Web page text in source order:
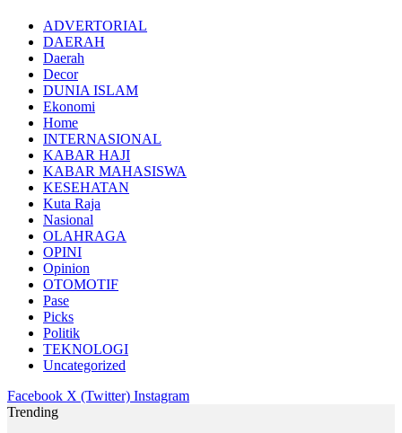
ADVERTORIAL
DAERAH
Daerah
Decor
DUNIA ISLAM
Ekonomi
Home
INTERNASIONAL
KABAR HAJI
KABAR MAHASISWA
KESEHATAN
Kuta Raja
Nasional
OLAHRAGA
OPINI
Opinion
OTOMOTIF
Pase
Picks
Politik
TEKNOLOGI
Uncategorized
Facebook X (Twitter) Instagram
Trending